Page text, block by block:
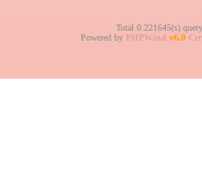
Total 0.221645(s)
Powered by PHPWind v6.0